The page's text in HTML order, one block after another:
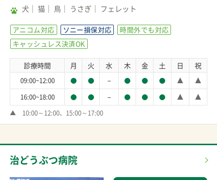
犬 猫 鳥 うさぎ フェレット
アニコム対応 ソニー損保対応
時間外でも対応
キャッシュレス決済OK
診療時間 月 火 水 木 金 土 日 祝
09:00~12:00 －
16:00~18:00 －
▲　10:00～12:00、15:00～17:00
治どうぶつ病院